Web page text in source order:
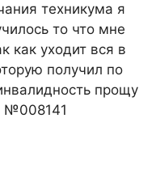
техникума я
то что мне
как уходит вся в
получил по
прощу
№008141